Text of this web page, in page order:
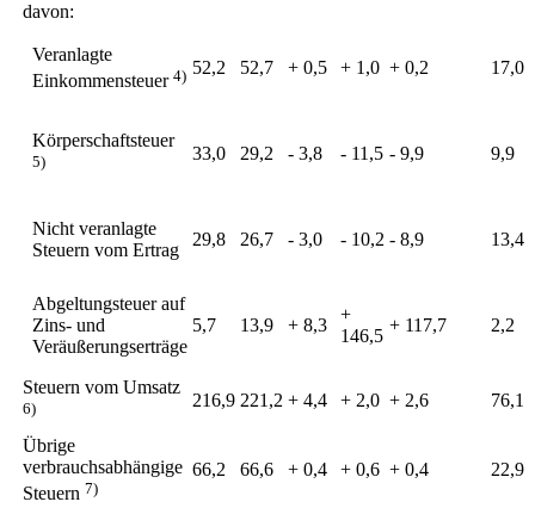
davon:
Veranlagte
Einkommensteuer 4) 52,2 52,7 + 0,5 + 1,0 + 0,2 17,0
Körperschaftsteuer
5) 33,0 29,2 - 3,8 - 11,5 - 9,9 9,9
Nicht veranlagte
Steuern vom Ertrag
29,8 26,7 - 3,0 - 10,2 - 8,9 13,4
Abgeltungsteuer auf
Zins- und
Veräußerungserträge
5,7 13,9 + 8,3
+
146,5
+ 117,7 2,2
Steuern vom Umsatz
6) 216,9 221,2 + 4,4 + 2,0 + 2,6 76,1
Übrige
verbrauchsabhängige
Steuern 7)
66,2 66,6 + 0,4 + 0,6 + 0,4 22,9